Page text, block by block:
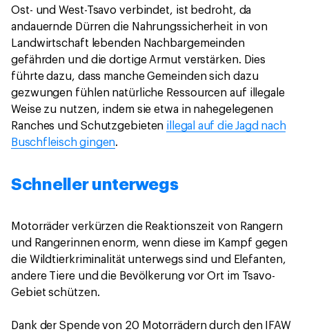
Ost- und West-Tsavo verbindet, ist bedroht, da
andauernde Dürren die Nahrungssicherheit in von
Landwirtschaft lebenden Nachbargemeinden
gefährden und die dortige Armut verstärken. Dies
führte dazu, dass manche Gemeinden sich dazu
gezwungen fühlen natürliche Ressourcen auf illegale
Weise zu nutzen, indem sie etwa in nahegelegenen
Ranches und Schutzgebieten illegal auf die Jagd nach
Buschfleisch gingen.
Schneller unterwegs
Motorräder verkürzen die Reaktionszeit von Rangern
und Rangerinnen enorm, wenn diese im Kampf gegen
die Wildtierkriminalität unterwegs sind und Elefanten,
andere Tiere und die Bevölkerung vor Ort im Tsavo-
Gebiet schützen.
Dank der Spende von 20 Motorrädern durch den IFAW